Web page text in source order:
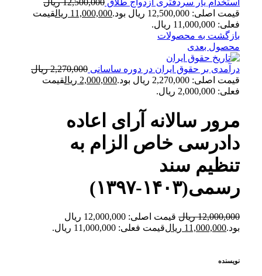
استخدام یار سردفتری ازدواج طلاق 12,500,000 ریال
قیمت اصلی: 12,500,000 ریال بود.
11,000,000 ریالقیمت
فعلی: 11,000,000 ریال.
بازگشت به محصولات
محصول بعدی
درآمدی بر حقوق ایران در دوره ساسانی 2,270,000 ریال
قیمت اصلی: 2,270,000 ریال بود.
2,000,000 ریالقیمت
فعلی: 2,000,000 ریال.
مرور سالانه آرای اعاده
دادرسی خاص الزام به
تنظیم سند
رسمی(۱۴۰۳-۱۳۹۷)
12,000,000 ریال
قیمت اصلی: 12,000,000 ریال
بود.11,000,000 ریالقیمت فعلی: 11,000,000 ریال.
نویسنده